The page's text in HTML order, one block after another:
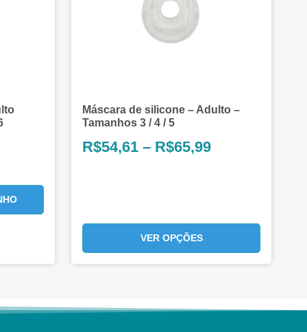
Máscara de silicone – Adulto –
Tamanhos 3 / 4 / 5
R$54,61 – R$65,99
VER OPÇÕES